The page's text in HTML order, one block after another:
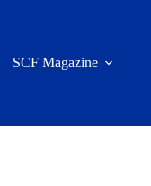
SCF Magazine